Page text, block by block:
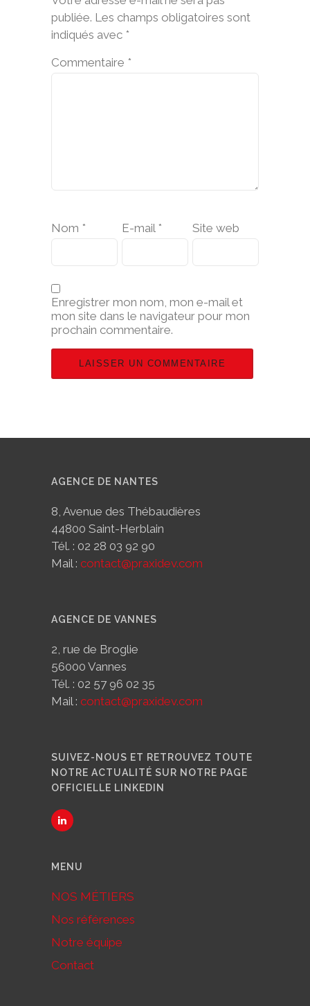
publiée. Les champs obligatoires sont
indiqués avec *
Commentaire *
Nom * E-mail * Site web
Enregistrer mon nom, mon e-mail et
mon site dans le navigateur pour mon
prochain commentaire.
AGENCE DE NANTES
8, Avenue des Thébaudières
44800 Saint-Herblain
Tél. : 02 28 03 92 90
Mail : contact@praxidev.com
AGENCE DE VANNES
2, rue de Broglie
56000 Vannes
Tél. : 02 57 96 02 35
Mail : contact@praxidev.com
SUIVEZ-NOUS ET RETROUVEZ TOUTE
NOTRE ACTUALITÉ SUR NOTRE PAGE
OFFICIELLE LINKEDIN
MENU
NOS MÉTIERS
Nos références
Notre équipe
Contact